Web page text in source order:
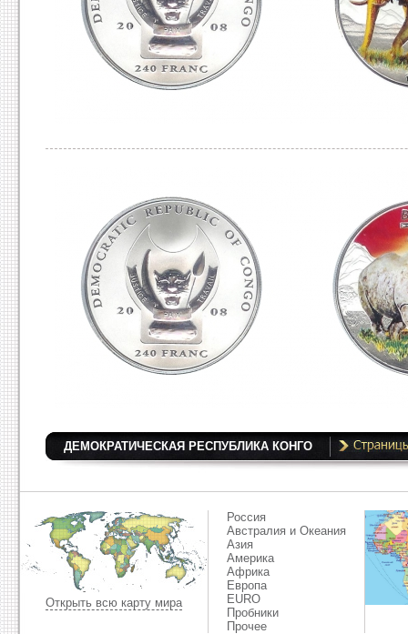
ДЕМОКРАТИЧЕСКАЯ РЕСПУБЛИКА КОНГО
Открыть всю карту мира
Россия
Австралия и Океания
Азия
Америка
Африка
Европа
EURO
Пробники
Прочее